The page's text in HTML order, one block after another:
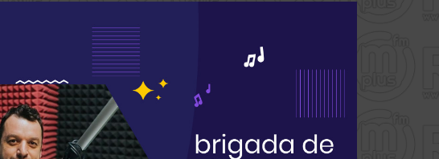
Parcul Central din Târgu Neamț are un nou motiv
de sărbătoare. Celebrul producător de înghețată
artizanală Gioia & Gelato și-a deschis oficial noua
locație în inima orașului, iar intrarea pe piața
nemțeană a fost marcată printr-un gest care a
citește..